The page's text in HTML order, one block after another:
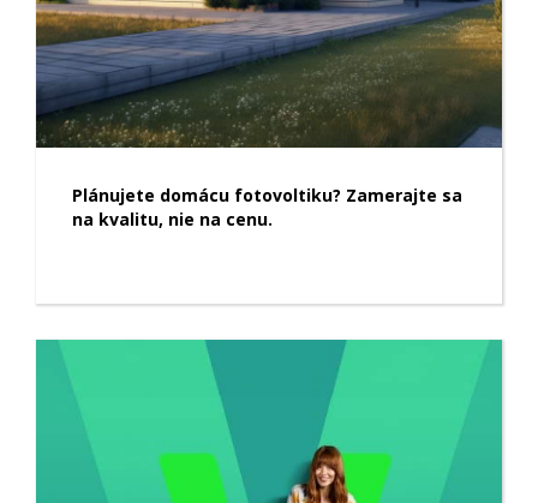
Plánujete domácu fotovoltiku? Zamerajte sa
na kvalitu, nie na cenu.